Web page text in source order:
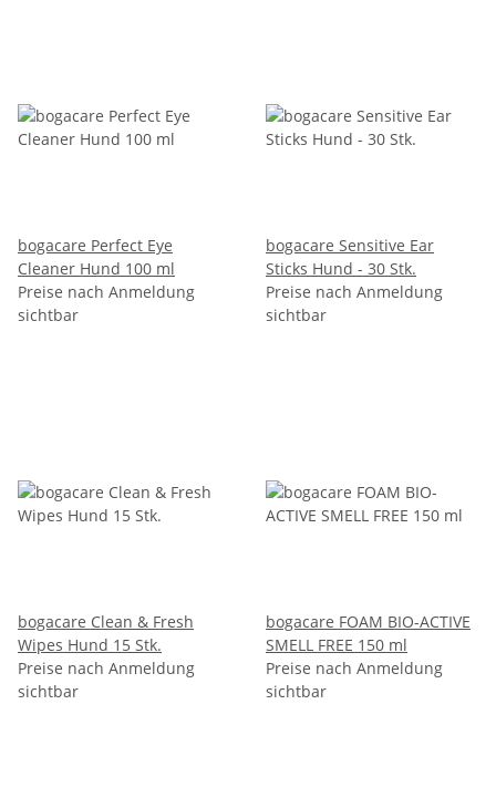
bogacare Perfect Eye
Cleaner Hund 100 ml
Preise nach Anmeldung
sichtbar
bogacare Sensitive Ear
Sticks Hund - 30 Stk.
Preise nach Anmeldung
sichtbar
bogacare Clean & Fresh
Wipes Hund 15 Stk.
Preise nach Anmeldung
sichtbar
bogacare FOAM BIO-ACTIVE
SMELL FREE 150 ml
Preise nach Anmeldung
sichtbar